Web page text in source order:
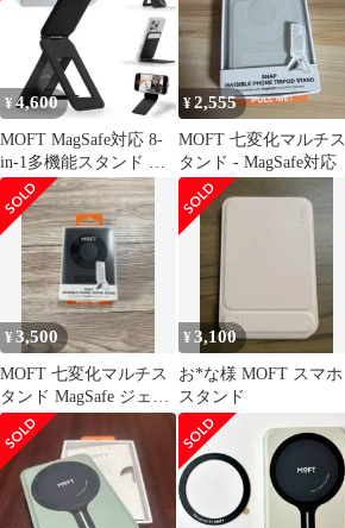
17/16/15/14/13/12シリー
ズ対応 MOVAS?耐久素
材 薄型・軽量・折りた
たみ式・持ち運び便利
多角度調整・三脚兼用
1
¥4,600
MOFT MagSafe対応 8-
in-1多機能スタンド ス
マホスタンド
¥2,555
MOFT 七変化マルチス
タンド - MagSafe対応
¥3,500
MOFT 七変化マルチス
タンド MagSafe ジェッ
トブラック
¥3,100
お*な様 MOFT スマホ
スタンド